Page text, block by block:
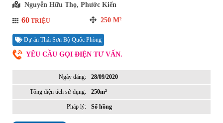
Nguyễn Hữu Thọ, Phước Kiển
60 TRIỆU 250 M²
Dự án Thái Sơn Bộ Quốc Phòng
YÊU CẦU GỌI ĐIỆN TƯ VẤN.
Ngày đăng: 28/09/2020
Tổng diện tích sử dụng: 250m²
Pháp lý: Sổ hồng